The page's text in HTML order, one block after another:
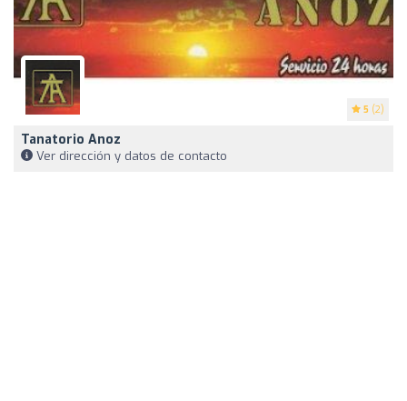
5 (2)
Tanatorio Anoz
Ver dirección y datos de contacto